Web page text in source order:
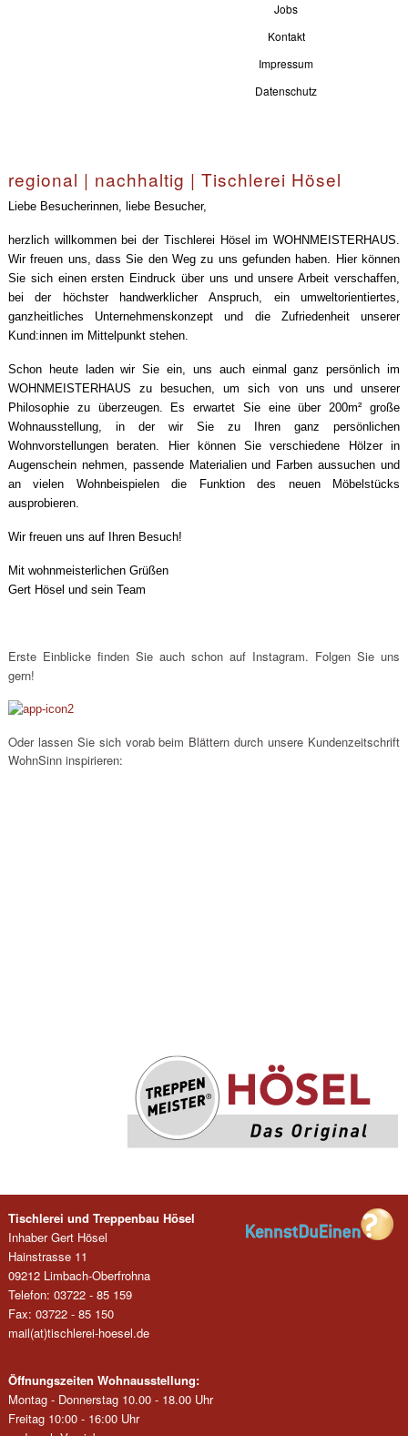
Jobs
Kontakt
Impressum
Datenschutz
regional | nachhaltig | Tischlerei Hösel
Liebe Besucherinnen, liebe Besucher,
herzlich willkommen bei der Tischlerei Hösel im WOHNMEISTERHAUS.
Wir freuen uns, dass Sie den Weg zu uns gefunden haben. Hier können
Sie sich einen ersten Eindruck über uns und unsere Arbeit verschaffen,
bei der höchster handwerklicher Anspruch, ein umweltorientiertes,
ganzheitliches Unternehmenskonzept und die Zufriedenheit unserer
Kund:innen im Mittelpunkt stehen.
Schon heute laden wir Sie ein, uns auch einmal ganz persönlich im
WOHNMEISTERHAUS zu besuchen, um sich von uns und unserer
Philosophie zu überzeugen. Es erwartet Sie eine über 200m² große
Wohnausstellung, in der wir Sie zu Ihren ganz persönlichen
Wohnvorstellungen beraten. Hier können Sie verschiedene Hölzer in
Augenschein nehmen, passende Materialien und Farben aussuchen und
an vielen Wohnbeispielen die Funktion des neuen Möbelstücks
ausprobieren.
Wir freuen uns auf Ihren Besuch!
Mit wohnmeisterlichen Grüßen
Gert Hösel und sein Team
Erste Einblicke finden Sie auch schon auf Instagram. Folgen Sie uns
gern!
Oder lassen Sie sich vorab beim Blättern durch unsere Kundenzeitschrift
WohnSinn inspirieren:
Tischlerei und Treppenbau Hösel
Inhaber Gert Hösel
Hainstrasse 11
09212 Limbach-Oberfrohna
Telefon: 03722 - 85 159
Fax: 03722 - 85 150
mail(at)tischlerei-hoesel.de
Öffnungszeiten Wohnausstellung:
Montag - Donnerstag 10.00 - 18.00 Uhr
Freitag 10:00 - 16:00 Uhr